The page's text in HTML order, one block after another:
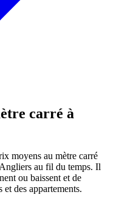
carré à
moyens au mètre carré
au fil du temps. Il
ou baissent et de
des appartements.